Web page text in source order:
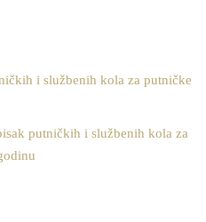
i službenih kola za putničke
putničkih i službenih kola za